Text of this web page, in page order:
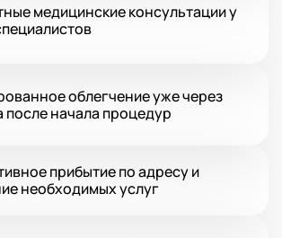
медицинские консультации у
облегчение уже через
после начала процедур
прибытие по адресу и
необходимых услуг